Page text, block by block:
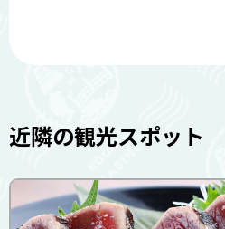
近隣の観光スポット